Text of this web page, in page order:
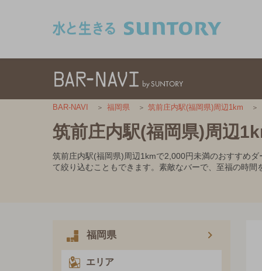
BAR-NAVI 福岡県 筑前庄内駅(福岡県)周辺1km
筑前庄内駅(福岡県)周辺
筑前庄内駅(福岡県)周辺1kmで2,000円未満のおすすめ
て絞り込むこともできます。素敵なバーで、至福の時間
福岡県
エリア